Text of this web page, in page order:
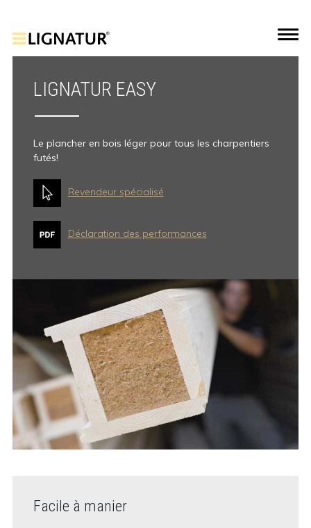
LIGNATUR EASY
Le plancher en bois léger pour tous les charpentiers
futés!
Revendeur spécialisé
Déclaration des performances
Facile à manier